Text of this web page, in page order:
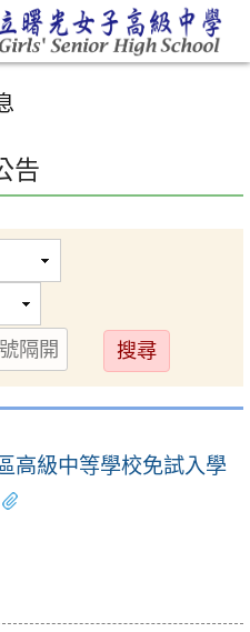
告
送
出
高級中等學校免試入學